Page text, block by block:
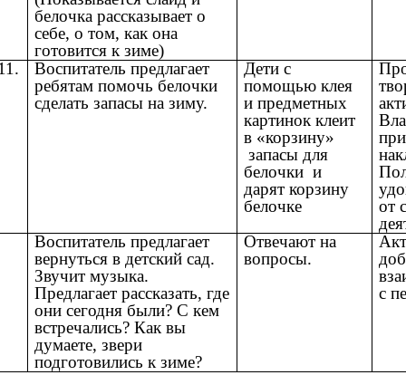
белочка рассказывает о
себе, о том, как она
готовится к зиме)
Воспитатель предлагает
ребятам помочь белочки
сделать запасы на зиму.
Дети с
помощью клея
и предметных
картинок клеит
в «корзину»
запасы для
белочки и
дарят корзину
белочке
от
Воспитатель предлагает
вернуться в детский сад.
Звучит музыка.
Предлагает рассказать, где
они сегодня были? С кем
встречались? Как вы
думаете, звери
подготовились к зиме?
Отвечают на
вопросы.
с